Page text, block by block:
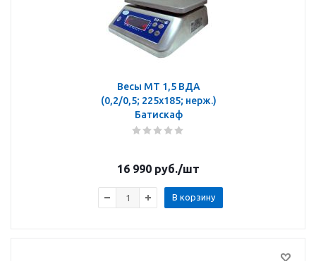
Весы МТ 1,5 ВДА
(0,2/0,5; 225х185; нерж.)
Батискаф
16 990 руб./шт
В корзину